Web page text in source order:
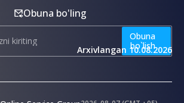
Obuna bo'ling
Obuna
bo`lish
Arxivlangan 10.08.2026